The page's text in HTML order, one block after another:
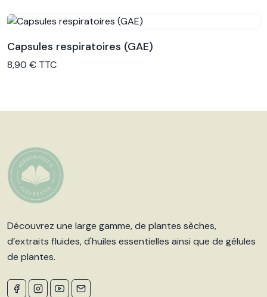
Voir le produit
Capsules respiratoires (GAE)
8,90 € TTC
Découvrez une large gamme, de plantes sèches,
d’extraits fluides, d'huiles essentielles ainsi que de gélules
de plantes.